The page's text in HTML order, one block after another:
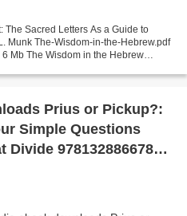
Sacred Letters As a Guide to
Munk The-Wisdom-in-the-Hebrew.pdf
Mb The Wisdom in the Hebrew
Prius or Pickup?:
Simple Questions
Divide 9781328866783
Weiler (English